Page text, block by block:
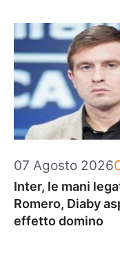
07 Agosto 2026
Inter, le mani
Romero, Diaby
effetto domino